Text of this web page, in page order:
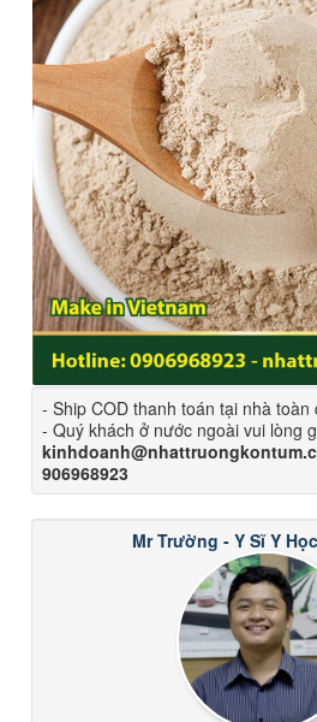
- Ship COD thanh toán tại nhà toàn
- Quý khách ở nước ngoài vui lòng
906968923
Mr Trường - Y Sĩ Y